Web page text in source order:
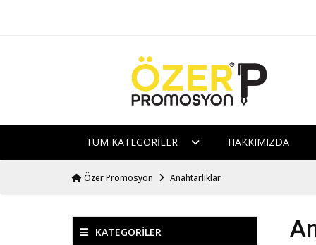
TÜM KATEGORILER HAKKIMIZDA
Özer Promosyon Anahtarlıklar
KATEGORILER